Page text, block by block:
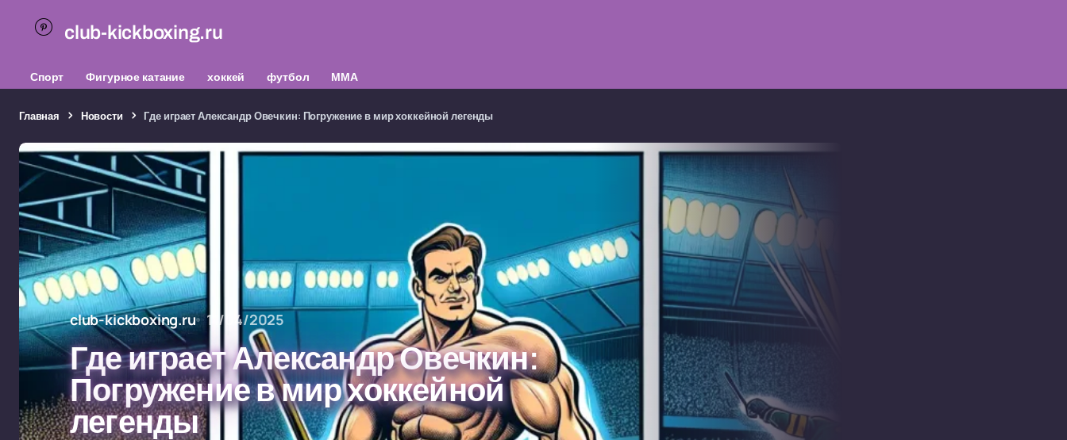
club-kickboxing.ru
Спорт Фигурное катание хоккей футбол ММА
Главная Новости Где играет Александр Овечкин: Погружение в мир хоккейной легенды
club-kickboxing.ru 11/04/2025
Где играет Александр Овечкин:
Погружение в мир хоккейной
легенды